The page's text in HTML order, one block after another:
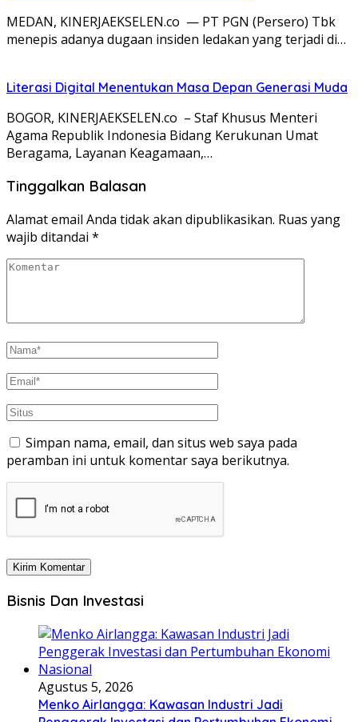
MEDAN, KINERJAEKSELEN.co — PT PGN (Persero) Tbk
menepis adanya dugaan insiden ledakan yang terjadi di…
Literasi Digital Menentukan Masa Depan Generasi Muda
BOGOR, KINERJAEKSELEN.co – Staf Khusus Menteri
Agama Republik Indonesia Bidang Kerukunan Umat
Beragama, Layanan Keagamaan,…
Tinggalkan Balasan
Alamat email Anda tidak akan dipublikasikan. Ruas yang
wajib ditandai *
Simpan nama, email, dan situs web saya pada
peramban ini untuk komentar saya berikutnya.
Bisnis Dan Investasi
Agustus 5, 2026
Menko Airlangga: Kawasan Industri Jadi